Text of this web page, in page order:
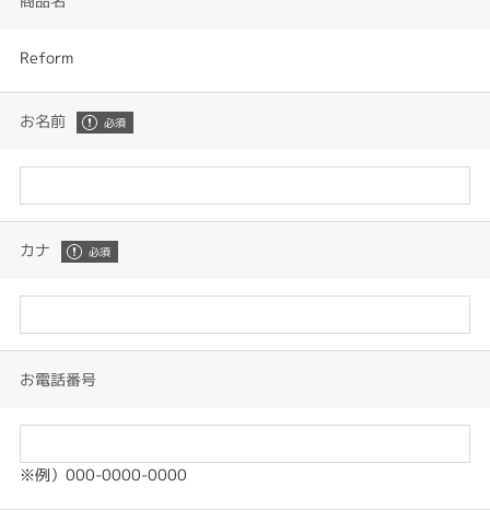
Reform
お名前
カナ
お電話番号
※例）000-0000-0000